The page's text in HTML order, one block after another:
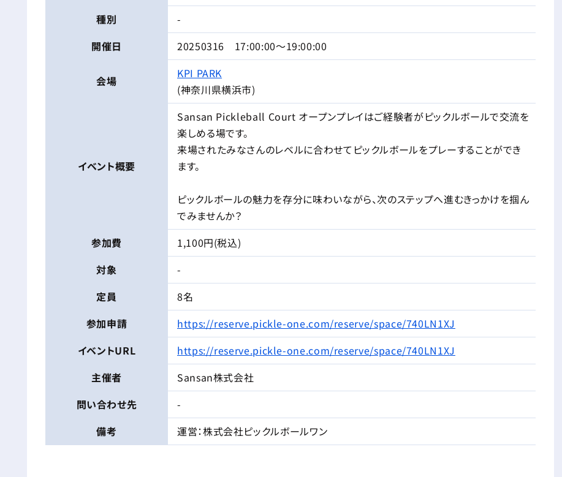
種別
-
開催日
20250316 17:00:00〜19:00:00
会場
KPI PARK
(神奈川県横浜市)
イベント概要
Sansan Pickleball Court オープンプレイはご経験者がピックルボールで交流を
楽しめる場です。
来場されたみなさんのレベルに合わせてピックルボールをプレーすることができ
ます。
ピックルボールの魅力を存分に味わいながら、次のステップへ進むきっかけを掴ん
でみませんか？
参加費
1,100円(税込)
対象
-
定員
8名
参加申請
https://reserve.pickle-one.com/reserve/space/740LN1XJ
イベントURL
https://reserve.pickle-one.com/reserve/space/740LN1XJ
主催者
Sansan株式会社
問い合わせ先
-
備考
運営：株式会社ピックルボールワン